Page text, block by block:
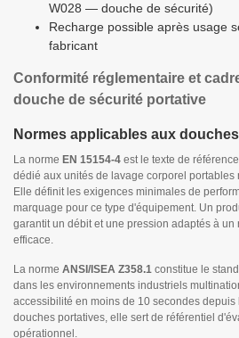
W028 — douche de sécurité)
Recharge possible après usage
fabricant
Conformité réglementaire et
douche de sécurité portative
Normes applicables aux
La norme EN 15154-4 est le texte de
dédié aux unités de lavage corporel portables
Elle définit les exigences minimales de
marquage pour ce type d'équipement. Un
garantit un débit et une pression adaptés à
efficace.
La norme ANSI/ISEA Z358.1 constitue le
dans les environnements industriels
accessibilité en moins de 10 secondes
douches portatives, elle sert de référentiel
opérationnel.